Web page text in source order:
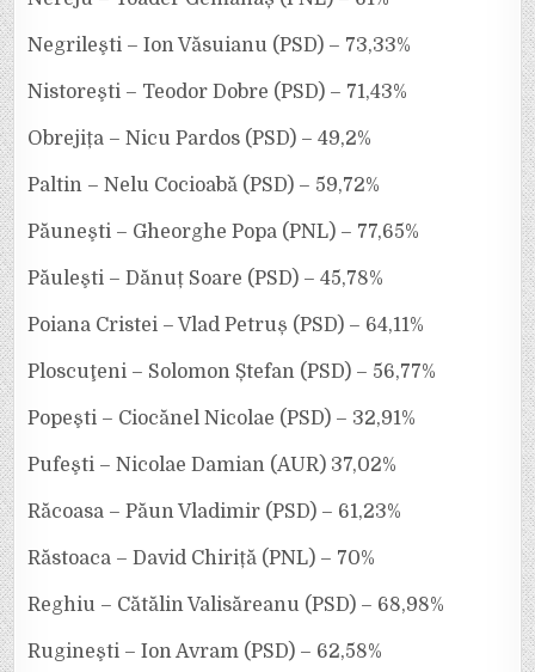
Negrileşti – Ion Văsuianu (PSD) – 73,33%
Nistoreşti – Teodor Dobre (PSD) – 71,43%
Obrejița – Nicu Pardos (PSD) – 49,2%
Paltin – Nelu Cocioabă (PSD) – 59,72%
Păuneşti – Gheorghe Popa (PNL) – 77,65%
Păuleşti – Dănuț Soare (PSD) – 45,78%
Poiana Cristei – Vlad Petruș (PSD) – 64,11%
Ploscuţeni – Solomon Ștefan (PSD) – 56,77%
Popeşti – Ciocănel Nicolae (PSD) – 32,91%
Pufeşti – Nicolae Damian (AUR) 37,02%
Răcoasa – Păun Vladimir (PSD) – 61,23%
Răstoaca – David Chiriță (PNL) – 70%
Reghiu – Cătălin Valisăreanu (PSD) – 68,98%
Rugineşti – Ion Avram (PSD) – 62,58%